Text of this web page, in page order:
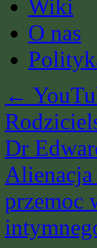
Wiki
O nas
←
Dr
przemoc